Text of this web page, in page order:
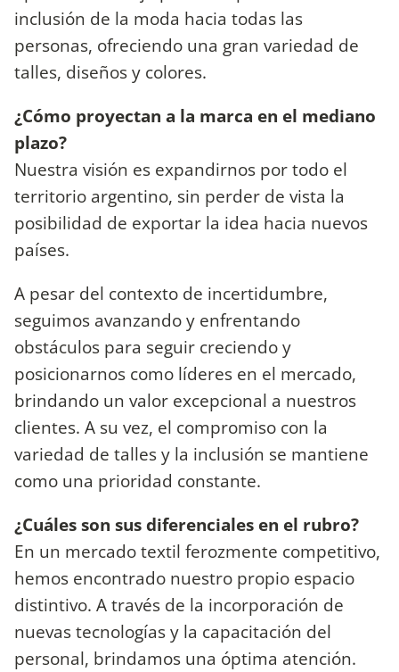
inclusión de la moda hacia todas las
personas, ofreciendo una gran variedad de
talles, diseños y colores.
¿Cómo proyectan a la marca en el mediano
plazo?
Nuestra visión es expandirnos por todo el
territorio argentino, sin perder de vista la
posibilidad de exportar la idea hacia nuevos
países.
A pesar del contexto de incertidumbre,
seguimos avanzando y enfrentando
obstáculos para seguir creciendo y
posicionarnos como líderes en el mercado,
brindando un valor excepcional a nuestros
clientes. A su vez, el compromiso con la
variedad de talles y la inclusión se mantiene
como una prioridad constante.
¿Cuáles son sus diferenciales en el rubro?
En un mercado textil ferozmente competitivo,
hemos encontrado nuestro propio espacio
distintivo. A través de la incorporación de
nuevas tecnologías y la capacitación del
personal, brindamos una óptima atención.